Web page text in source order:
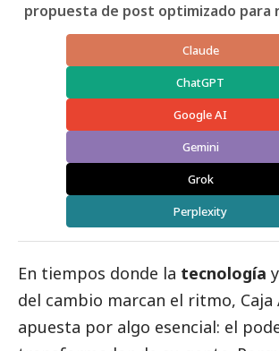
propuesta de post optimizado para
Claude
ChatGPT
Google AI
Gemini
Grok
Perplexity
En tiempos donde la tecnología
del cambio marcan el ritmo,
apuesta por algo esencial: el